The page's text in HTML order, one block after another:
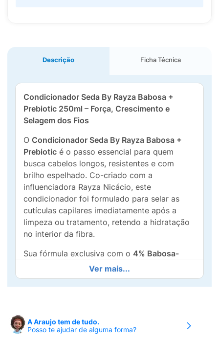
Descrição Ficha Técnica
Condicionador Seda By Rayza Babosa +
Prebiotic 250ml – Força, Crescimento e
Selagem dos Fios
O Condicionador Seda By Rayza Babosa +
Prebiotic é o passo essencial para quem
busca cabelos longos, resistentes e com
brilho espelhado. Co-criado com a
influenciadora Rayza Nicácio, este
condicionador foi formulado para selar as
cutículas capilares imediatamente após a
limpeza ou tratamento, retendo a hidratação
no interior da fibra.
Sua fórmula exclusiva com o 4% Babosa-
Prebiotic Oil Complex oferece um
desembaraço suave e eficaz, reduzindo a
quebra causada pela escovação. A
cuidam do equilíbrio do couro cabeludo,
garante que o cabelo cresça
Ver mais...
A Araujo tem de tudo.
Posso te ajudar de alguma forma?